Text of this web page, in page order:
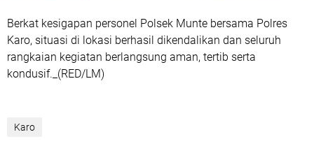
Berkat kesigapan personel Polsek Munte bersama Polres
Karo, situasi di lokasi berhasil dikendalikan dan seluruh
rangkaian kegiatan berlangsung aman, tertib serta
kondusif._(RED/LM)
Karo